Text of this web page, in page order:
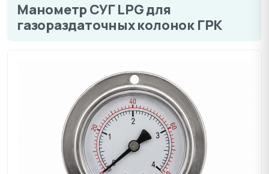
Манометр СУГ LPG для
газораздаточных колонок ГРК